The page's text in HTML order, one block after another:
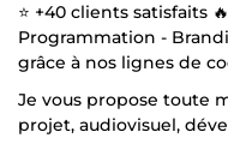
⭐ +40 clients satisfaits
Programmation -
grâce à nos lignes de
Je vous propose toute
projet, audiovisuel,